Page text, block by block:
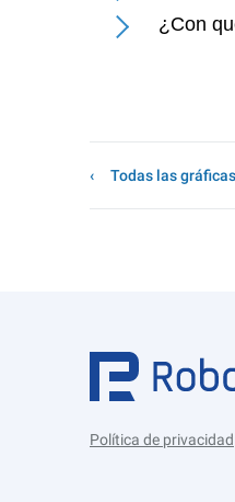
¿Con
Todas las
Política de privacidad